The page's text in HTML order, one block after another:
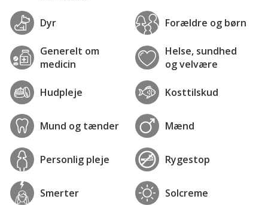
Dyr Forældre og børn
Generelt om
medicin
Helse, sundhed
og velvære
Hudpleje Kosttilskud
Mund og tænder Mænd
Personlig pleje Rygestop
Smerter Solcreme